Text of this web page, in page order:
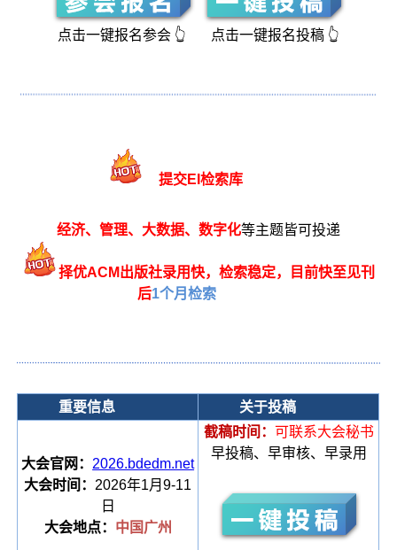
点击一键报名参会 👆 点击一键报名投稿 👆
提交EI检索库
经济、管理、大数据、数字化等主题皆可投递
择优ACM出版社录用快，检索稳定，目前快至见刊
后1个月检索
重要信息 关于投稿
大会官网： 2026.bdedm.net
大会时间： 2026年1月9-11
日
大会地点： 中国广州
截稿时间： 可联系大会秘书
早投稿、早审核、早录用